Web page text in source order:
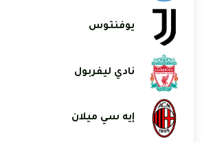
يوفنتوس
نادي ليفربول
إيه سي ميلان